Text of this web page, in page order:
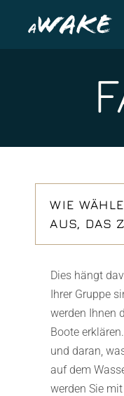
WIE
AUS, DAS
Dies hängt
Ihrer Gruppe
werden Ihnen
Boote
und daran,
auf dem
werden Sie